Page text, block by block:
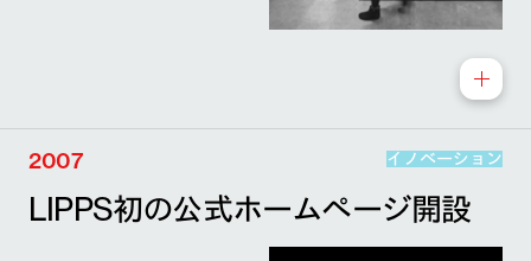
2007 イノベーション
LIPPS初の公式ホームページ開設